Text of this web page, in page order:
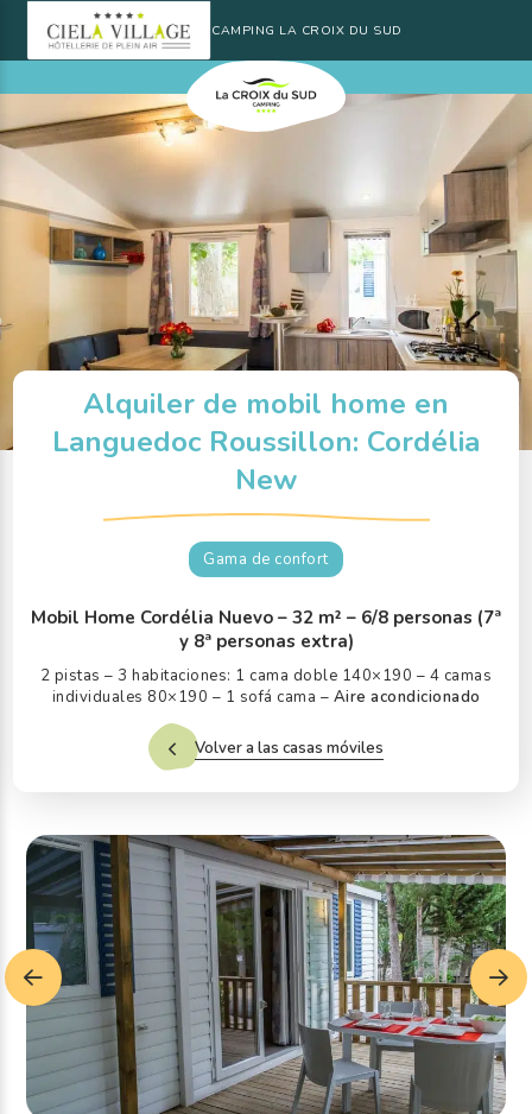
CAMPING LA CROIX DU SUD
Alquiler de mobil home en
Languedoc Roussillon: Cordélia
New
Gama de confort
Mobil Home Cordélia Nuevo – 32 m² – 6/8 personas (7ª
y 8ª personas extra)
2 pistas – 3 habitaciones: 1 cama doble 140×190 – 4 camas
individuales 80×190 – 1 sofá cama – Aire acondicionado
Volver a las casas móviles